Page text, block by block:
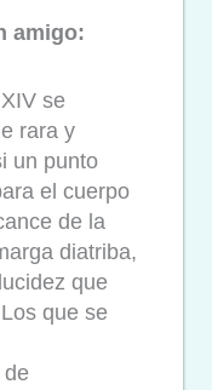
amigo:
se
rara y
un punto
el cuerpo
de la
diatriba,
que
que se
de